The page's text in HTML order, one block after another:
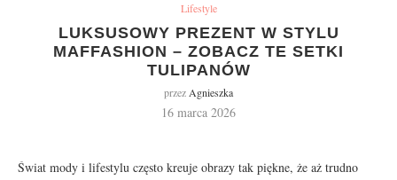
Lifestyle
LUKSUSOWY PREZENT W STYLU
MAFFASHION – ZOBACZ TE SETKI
TULIPANÓW
przez Agnieszka
16 marca 2026
Świat mody i lifestylu często kreuje obrazy tak piękne, że aż trudno